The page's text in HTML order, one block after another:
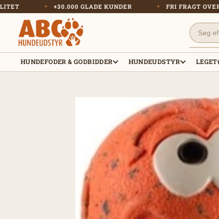
Gå til
indhold
+30.000 GLADE KUNDER FRI
HUNDEFODER & GODBIDDER HUNDEUDSTYR